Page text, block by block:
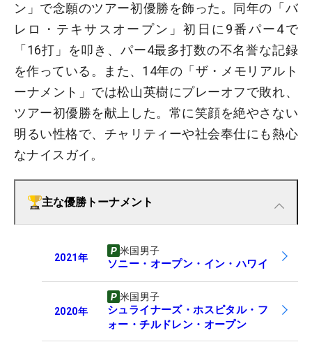
ン」で念願のツアー初優勝を飾った。同年の「バ
レロ・テキサスオープン」初日に9番パー4で
「16打」を叩き、パー4最多打数の不名誉な記録
を作っている。また、14年の「ザ・メモリアルト
ーナメント」では松山英樹にプレーオフで敗れ、
ツアー初優勝を献上した。常に笑顔を絶やさない
明るい性格で、チャリティーや社会奉仕にも熱心
なナイスガイ。
主な優勝トーナメント
2021年
米国男子
ソニー・オープン・イン・ハワイ
2020年
米国男子
シュライナーズ・ホスピタル・フ
ォー・チルドレン・オープン